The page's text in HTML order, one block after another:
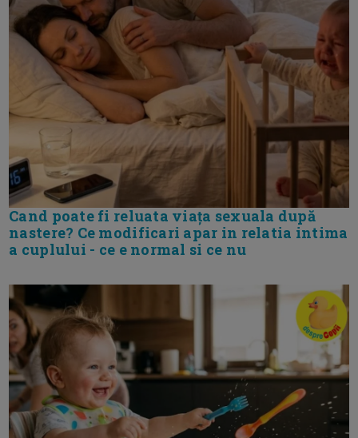
Cand poate fi reluata viața sexuala după
nastere? Ce modificari apar in relatia intima
a cuplului - ce e normal si ce nu